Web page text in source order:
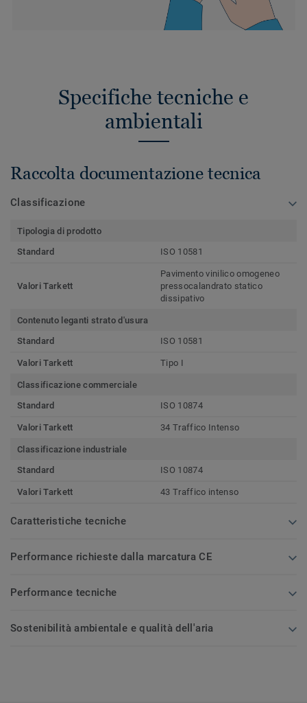
Specifiche tecniche e
ambientali
Raccolta documentazione tecnica
Classificazione
Tipologia di prodotto
Standard
ISO 10581
Valori Tarkett
Pavimento vinilico omogeneo
pressocalandrato statico
dissipativo
Contenuto leganti strato d'usura
Standard
ISO 10581
Valori Tarkett Tipo I
Classificazione commerciale
Standard
ISO 10874
Valori Tarkett 34 Traffico Intenso
Classificazione industriale
Standard
ISO 10874
Valori Tarkett 43 Traffico intenso
Caratteristiche tecniche
Performance richieste dalla marcatura CE
Performance tecniche
Sostenibilità ambientale e qualità dell'aria